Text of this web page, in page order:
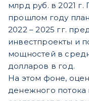
млрд руб. в 2021
прошлом году
2022 – 2025 гг.
инвестпроекты и
мощностей в
долларов в год.
На этом фоне,
денежного потока